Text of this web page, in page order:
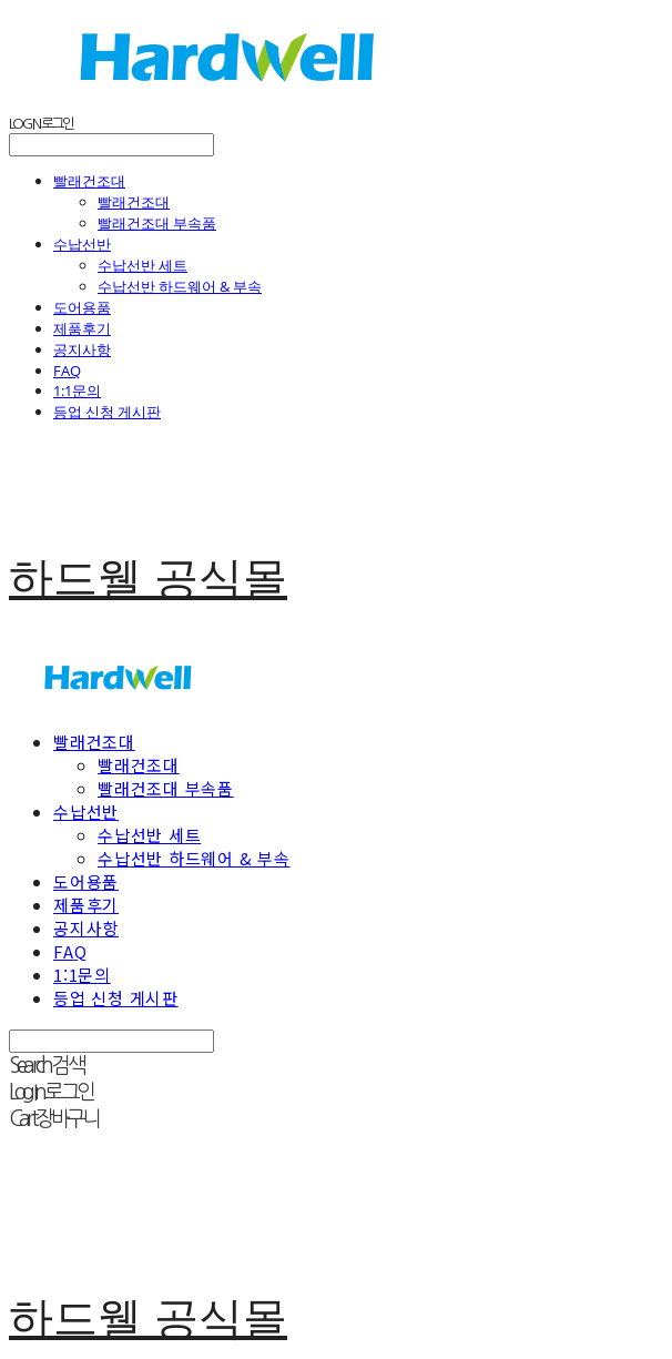
LOG IN로그인
빨래건조대
빨래건조대
빨래건조대 부속품
수납선반
수납선반 세트
수납선반 하드웨어 & 부속
도어용품
제품후기
공지사항
FAQ
1:1문의
등업 신청 게시판
하드웰 공식몰
빨래건조대
빨래건조대
빨래건조대 부속품
수납선반
수납선반 세트
수납선반 하드웨어 & 부속
도어용품
제품후기
공지사항
FAQ
1:1문의
등업 신청 게시판
Search검색
Log In로그인
Cart장바구니
하드웰 공식몰